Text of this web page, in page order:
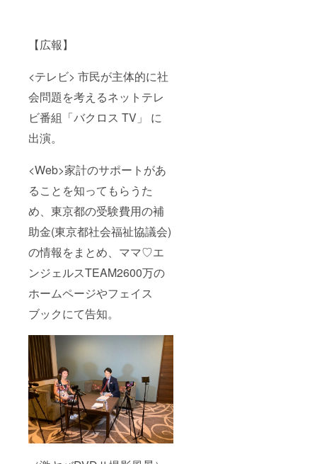
【広報】
<テレビ> 市⺠が主体的に社
会問題を考えるネットテレ
ビ番組「バクロス TV」 に
出演。
<Web>家計のサポートがあ
ることを知ってもらうた
め、東京都の受験費用の補
助金(東京都社会福祉協議会)
の情報をまとめ、ママ♡エ
ンジェルスTEAM2600万の
ホームページやフェイス
ブックにて告知。